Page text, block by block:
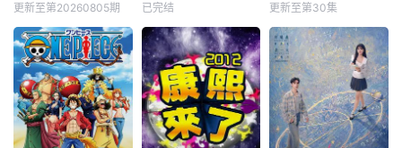
更新至第20260805期 已完结 更新至第30集